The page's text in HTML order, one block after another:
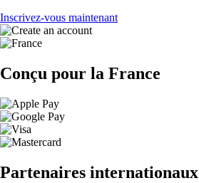
Inscrivez-vous maintenant
Conçu pour la France
Partenaires internationaux